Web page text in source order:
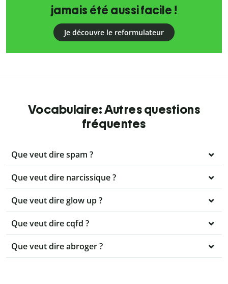
jamais été aussi facile !
Je découvre le reformulateur
Vocabulaire: Autres questions
fréquentes
Que veut dire spam ?
Que veut dire narcissique ?
Que veut dire glow up ?
Que veut dire cqfd ?
Que veut dire abroger ?